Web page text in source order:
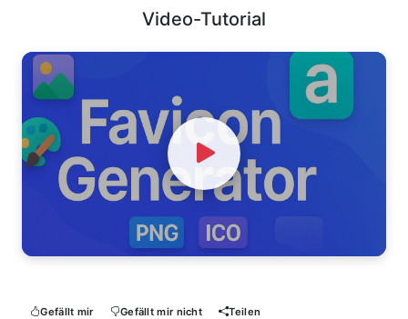
Video-Tutorial
Watch Video
Gefällt mir Gefällt mir nicht Teilen